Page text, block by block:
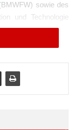
sowie des
und Technologie
von
Wissenschaft und
fließen, etwa 500